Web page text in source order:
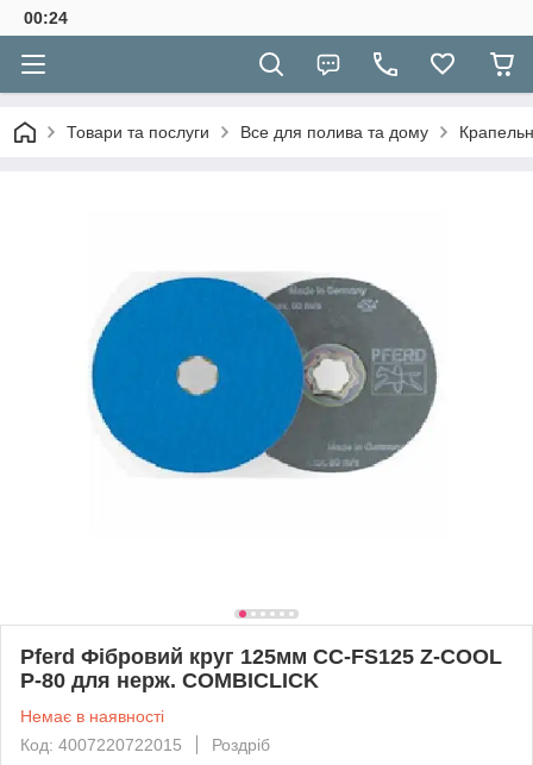
00:24
Товари та послуги Все для полива та дому
Pferd Фібровий круг 125мм CC-FS125 Z-COOL
P-80 для нерж. COMBICLICK
Немає в наявності
Код: 4007220722015
Роздріб